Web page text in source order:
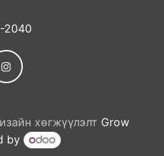
2040
хөгжүүлэлт Grow
by